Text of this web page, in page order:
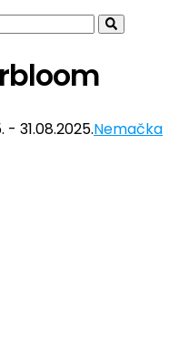
- 31.08.2025.Nemačka